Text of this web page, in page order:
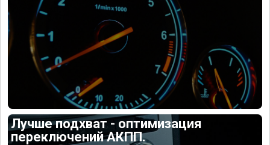
Лучше подхват - оптимизация
переключений АКПП.